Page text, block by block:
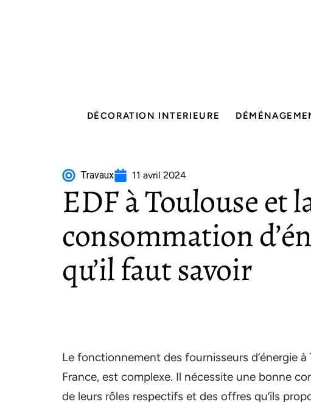
DÉCORATION INTERIEURE
Travaux 11 avril 2024
EDF à Toulouse et
consommation
qu’il faut savoir
Le fonctionnement des fournisseurs d’énergie
France, est complexe. Il nécessite une bonne
de leurs rôles respectifs et des offres qu’ils